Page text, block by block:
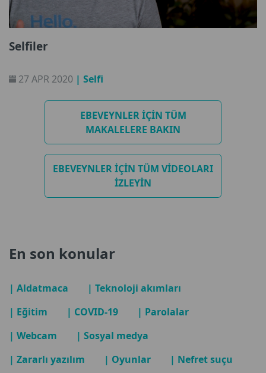
Selfiler
27 APR 2020 | Selfi
EBEVEYNLER IÇIN TÜM
MAKALELERE BAKIN
EBEVEYNLER IÇIN TÜM VIDEOLARI
IZLEYIN
En son konular
| Aldatmaca
| Teknoloji akımları
| Eğitim
| COVID-19
| Parolalar
| Webcam
| Sosyal medya
| Zararlı yazılım
| Oyunlar
| Nefret suçu